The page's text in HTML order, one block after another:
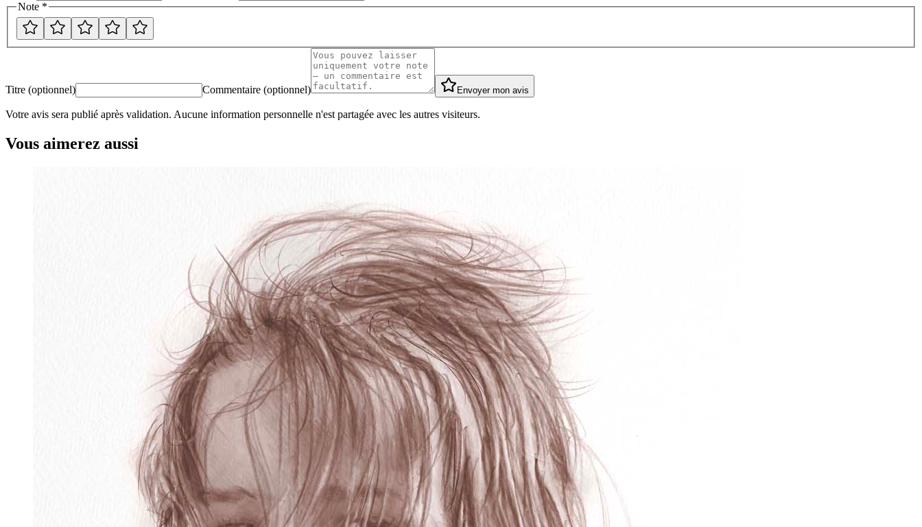
Note *
Titre (optionnel) Commentaire (optionnel) Envoyer mon avis
Votre avis sera publié après validation. Aucune information personnelle n'est partagée avec les autres visiteurs.
Vous aimerez aussi